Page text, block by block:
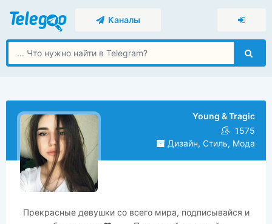
Каналы
Young & Tragic
1575
Дизайн, Стиль, Мода
Прекрасные девушки со всего мира, подписывайся и